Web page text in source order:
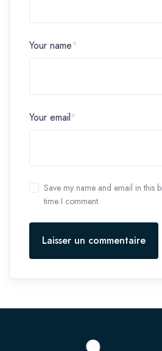
Your name*
Your email*
Save my name and email in this
time I comment.
Laisser un commentaire